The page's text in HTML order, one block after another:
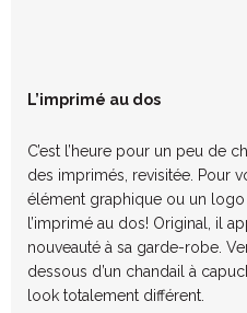
L’imprimé au dos
C’est l’heure pour un peu de
des imprimés, revisitée. Pour
élément graphique ou un logo
l’imprimé au dos! Original, il
nouveauté à sa garde-robe.
dessous d’un chandail à
look totalement différent.